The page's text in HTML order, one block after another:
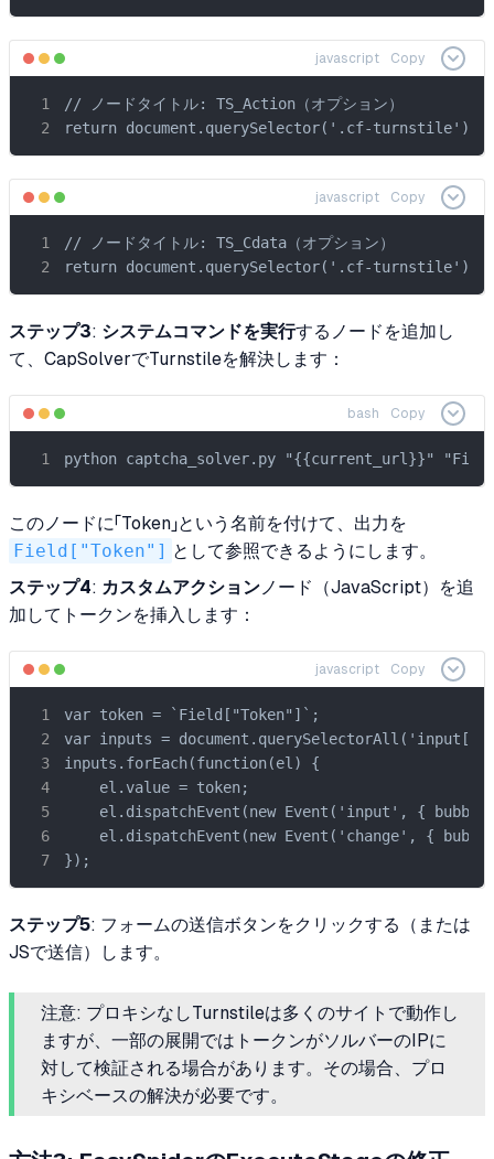
javascript Copy
// ノードタイトル: TS_Action（オプション）
return document.querySelector('.cf-
javascript Copy
// ノードタイトル: TS_Cdata（オプション）
return document.querySelector('.cf-
ステップ3: システムコマンドを実行するノードを追加し
て、CapSolverでTurnstileを解決します：
bash Copy
python captcha_solver.py "{{current_url}}"
このノードに「Token」という名前を付けて、出力を
Field["Token"] として参照できるようにします。
ステップ4: カスタムアクションノード（JavaScript）を追
加してトークンを挿入します：
javascript Copy
var token = `Field["Token"]`;
var inputs =
inputs.forEach(function(el) {
    el.value = token;
el.dispatchEvent(new Event('input', {
el.dispatchEvent(new Event('change', {
});
ステップ5: フォームの送信ボタンをクリックする（または
JSで送信）します。
注意: プロキシなしTurnstileは多くのサイトで動作し
ますが、一部の展開ではトークンがソルバーのIPに
対して検証される場合があります。その場合、プロ
キシベースの解決が必要です。